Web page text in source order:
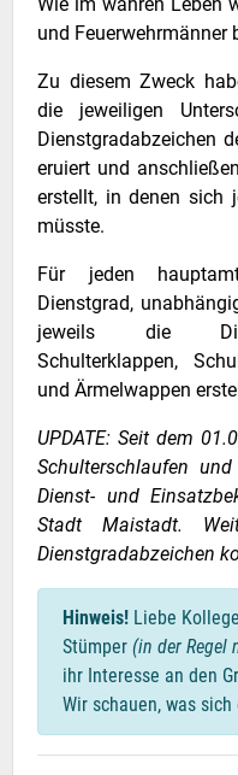
Wie im wahren Leben
und Feuerwehrmänner
Zu diesem Zweck
die jeweiligen
Dienstgradabzeichen
eruiert und
erstellt, in denen sich
müsste.
Für jeden
Dienstgrad,
jeweils die
Schulterklappen,
und Ärmelwappen
UPDATE: Seit dem
Schulterschlaufen
Dienst- und
Stadt Maistadt.
Dienstgradabzeichen
Hinweis! Liebe
Stümper (in der Regel
ihr Interesse an den
Wir schauen, was